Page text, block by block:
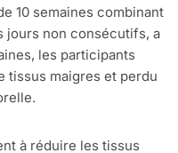
10 semaines combinant
jours non consécutifs, a
les participants
tissus maigres et perdu
à réduire les tissus